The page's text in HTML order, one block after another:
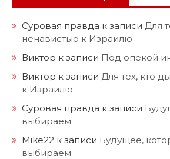
Суровая правда к записи Для
ненавистью к Израилю
Виктор к записи Под опекой
Виктор к записи Для тех, кто
к Израилю
Суровая правда к записи
выбираем
Mike22 к записи Будущее,
выбираем